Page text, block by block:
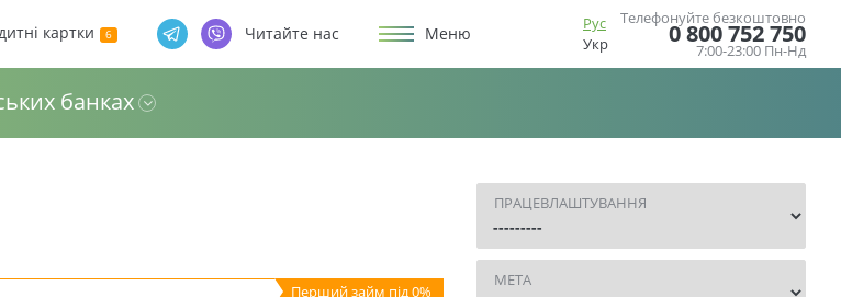
картки Читайте нас Меню
Рус
Укр
Телефонуйте безкоштовно
0 800 752 750
7:00-23:00 Пн-Нд
банках
ПРАЦЕВЛАШТУВАННЯ
МЕТА